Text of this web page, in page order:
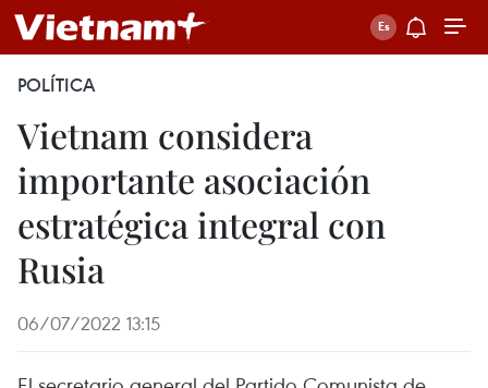
POLÍTICA
Vietnam considera
importante asociación
estratégica integral con
Rusia
06/07/2022 13:15